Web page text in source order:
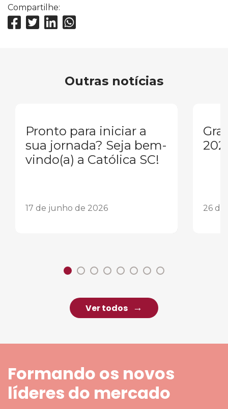
Compartilhe:
Outras notícias
Pronto para iniciar a
sua jornada? Seja bem-
vindo(a) a Católica SC!
17 de junho de 2026 26 de
Ver todos
Formando os novos
líderes do mercado